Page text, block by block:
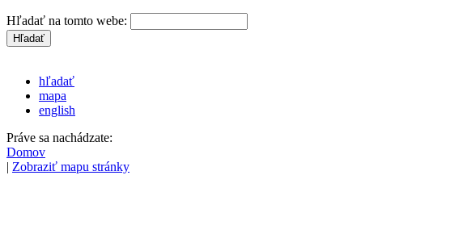
Hľadať na tomto webe:
hľadať
mapa
english
Práve sa nachádzate:
Domov
| Zobraziť mapu stránky